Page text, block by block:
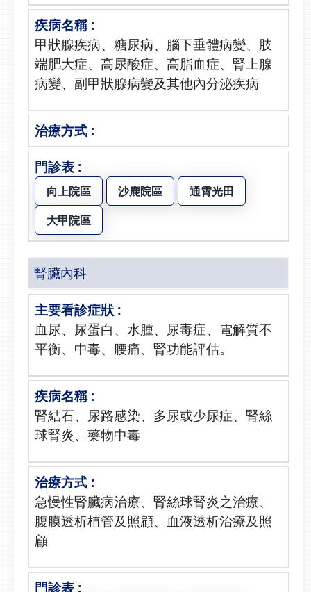
甲狀腺疾病、糖尿病、腦下垂體病變、肢
端肥大症、高尿酸症、高脂血症、腎上腺
病變、副甲狀腺病變及其他內分泌疾病
向上院區 沙鹿院區
通霄光田
大甲院區
腎臟內科
血尿、尿蛋白、水腫、尿毒症、電解質不
平衡、中毒、腰痛、腎功能評估。
腎結石、尿路感染、多尿或少尿症、腎絲
球腎炎、藥物中毒
急慢性腎臟病治療、腎絲球腎炎之治療、
腹膜透析植管及照顧、血液透析治療及照
顧